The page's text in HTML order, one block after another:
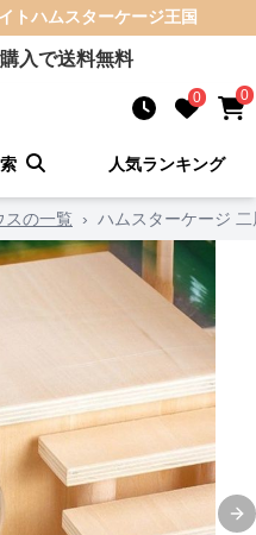
トハムスターケージ王国
入で送料無料
0 0
人気ランキング
スの一覧 › ハムスターケージ